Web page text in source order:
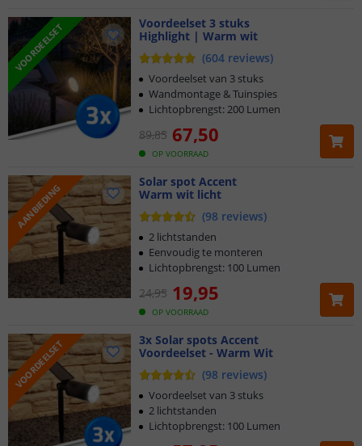
VOORDEELSET
Voordeelset 3 stuks
Highlight | Warm wit
(604 reviews)
OP VOORRAAD
89,85 67,50
Voordeelset van 3 stuks
Wandmontage & Tuinspies
Lichtopbrengst: 200 Lumen
AANBIEDING
Solar spot Accent
Warm wit licht
(98 reviews)
OP VOORRAAD
24,95 19,95
2 lichtstanden
Eenvoudig te monteren
Lichtopbrengst: 100 Lumen
VOORDEELSET
3x Solar spots Accent
Voordeelset - Warm Wit
(98 reviews)
Voordeelset van 3 stuks
2 lichtstanden
Lichtopbrengst: 100 Lumen